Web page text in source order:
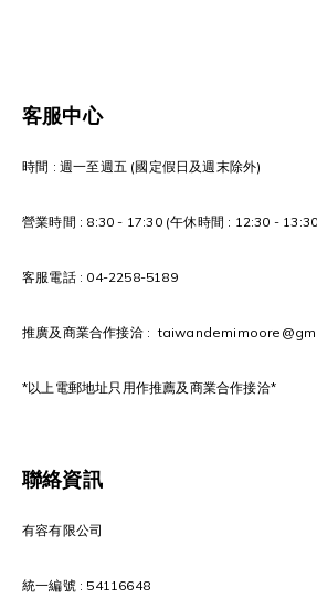
客服中心
時間 : 週一至週五 (國定假日及週末除外)
營業時間 : 8:30 - 17:30 (午休時間 : 12:30 -
客服電話 : 04-2258-5189
推廣及商業合作接洽 :
*以上電郵地址只用作推薦及商業合作接洽*
聯絡資訊
有容有限公司
統一編號 : 54116648